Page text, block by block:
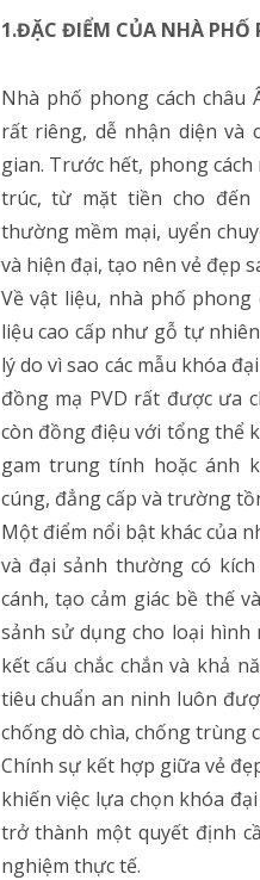
1.ĐẶC ĐIỂM CỦA NHÀ PHỐ
Nhà phố phong cách
rất riêng, dễ nhận diện và
gian. Trước hết, phong
trúc, từ mặt tiền cho đến
thường mềm mại, uyển
và hiện đại, tạo nên vẻ đẹp
Về vật liệu, nhà phố phong
liệu cao cấp như gỗ tự
lý do vì sao các mẫu khóa
đồng mạ PVD rất được ưa
còn đồng điệu với tổng thể
gam trung tính hoặc ánh
cúng, đẳng cấp và trường
Một điểm nổi bật khác của
và đại sảnh thường có
cánh, tạo cảm giác bề thế
sảnh sử dụng cho loại
kết cấu chắc chắn và khả
tiêu chuẩn an ninh luôn
chống dò chìa, chống trùng
Chính sự kết hợp giữa vẻ
khiến việc lựa chọn khóa
trở thành một quyết định
nghiệm thực tế.